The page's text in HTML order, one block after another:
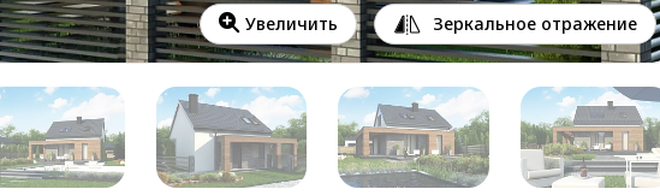
Увеличить Зеркальное отражение